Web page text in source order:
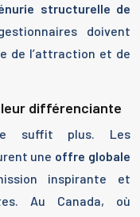
structurelle de
doivent
de l’attraction et de
différenciante
suffit plus. Les
une offre globale
inspirante et
Au Canada, où